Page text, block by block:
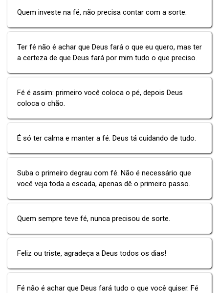
Quem investe na fé, não precisa contar com a sorte.
Ter fé não é achar que Deus fará o que eu quero, mas ter
a certeza de que Deus fará por mim tudo o que preciso.
Fé é assim: primeiro você coloca o pé, depois Deus
coloca o chão.
É só ter calma e manter a fé. Deus tá cuidando de tudo.
Suba o primeiro degrau com fé. Não é necessário que
você veja toda a escada, apenas dê o primeiro passo.
Quem sempre teve fé, nunca precisou de sorte.
Feliz ou triste, agradeça a Deus todos os dias!
Fé não é achar que Deus fará tudo o que você quiser. Fé